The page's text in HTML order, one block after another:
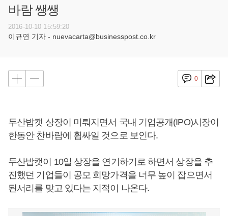
바람 쌩쌩
2016-10-10 15:59:20
이규연 기자 - nuevacarta@businesspost.co.kr
0
두산밥캣 상장이 미뤄지면서 국내 기업공개(IPO)시장이
한동안 찬바람에 휩싸일 것으로 보인다.
두산밥캣이 10일 상장을 연기하기로 하면서 상장을 추
진했던 기업들이 공모 희망가격을 너무 높이 잡으면서
된서리를 맞고 있다는 지적이 나온다.